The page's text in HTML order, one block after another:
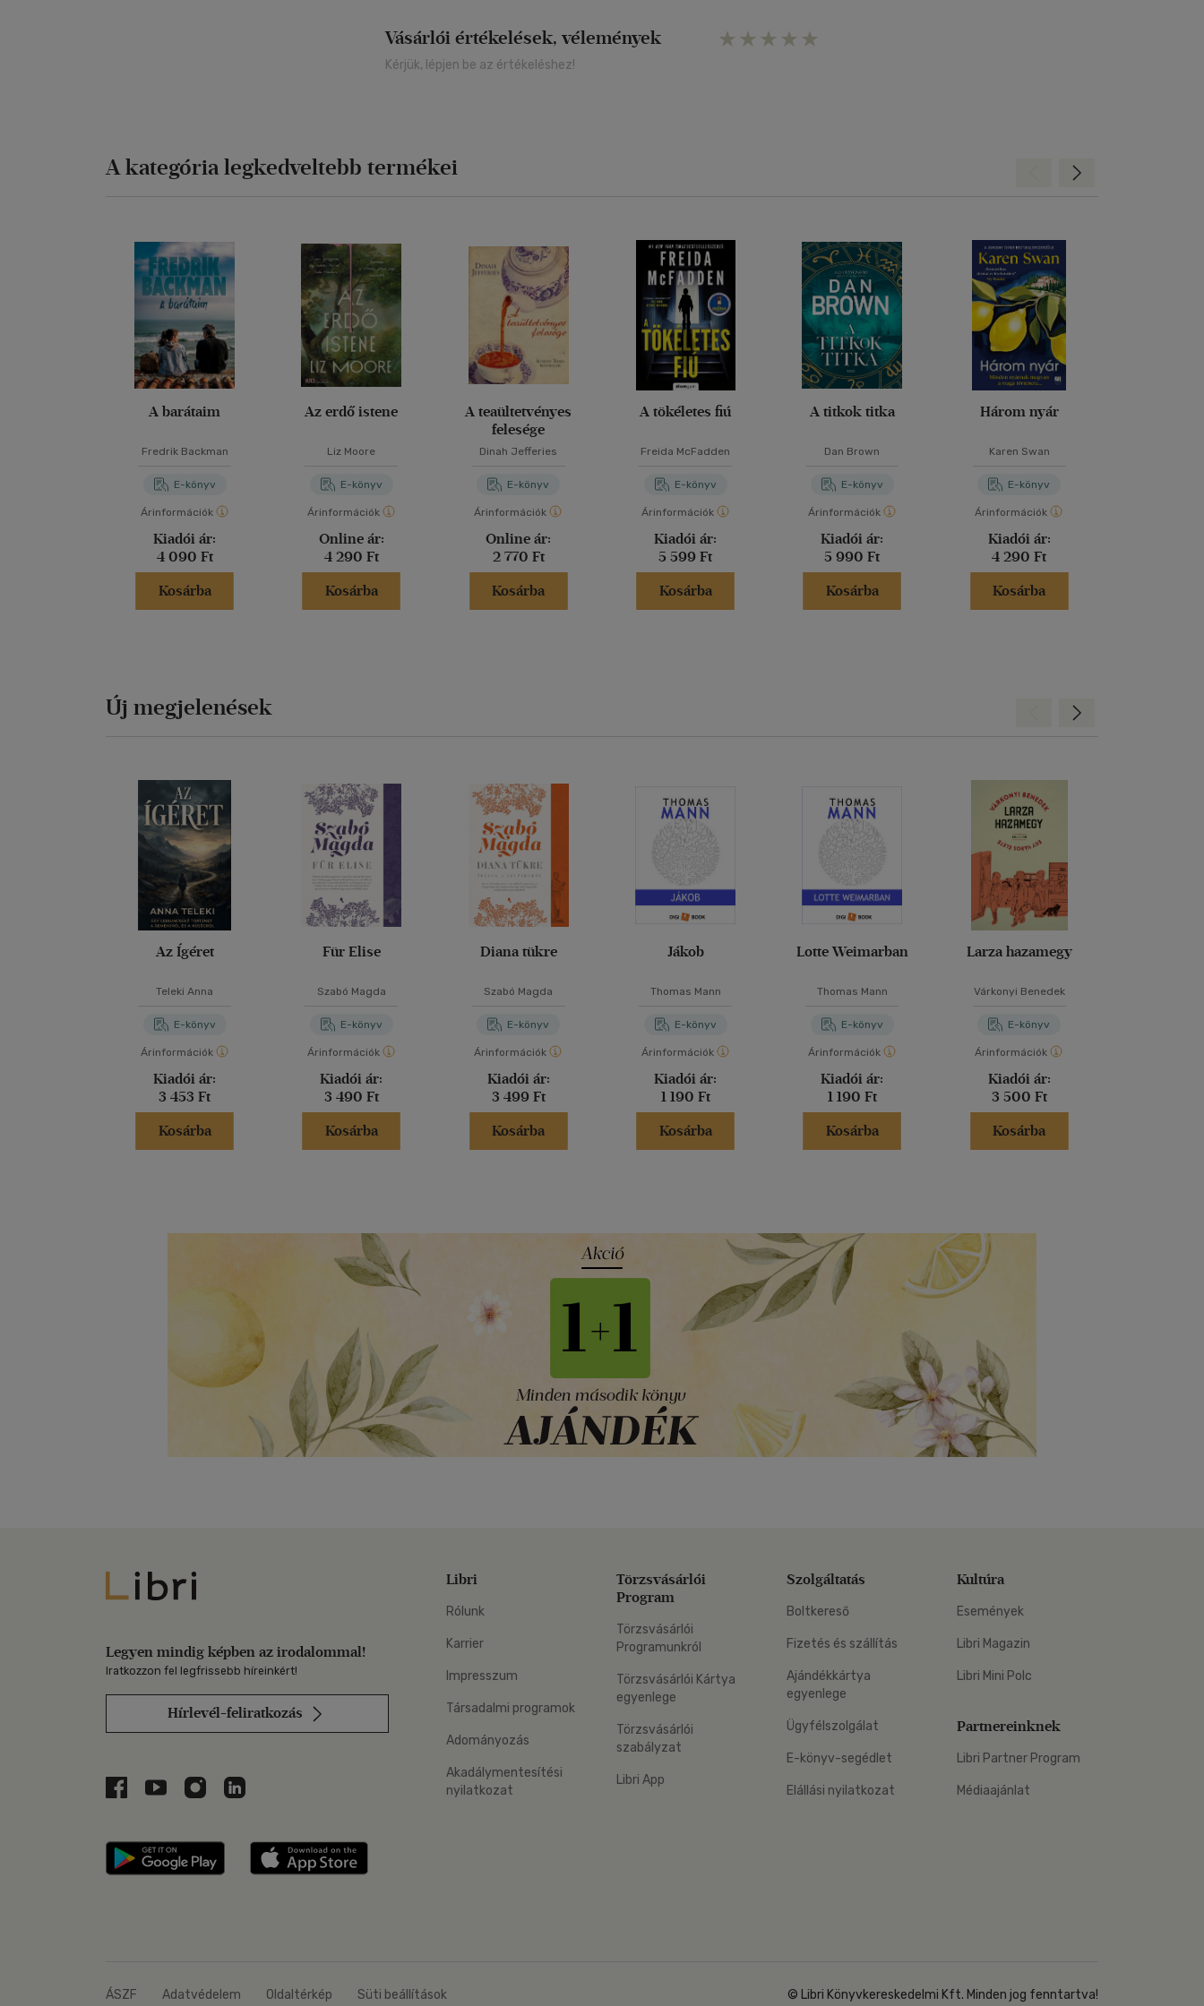
Vásárlói értékelések, vélemények
Kérjük, lépjen be az értékeléshez!
A kategória legkedveltebb termékei
A barátaim
Fredrik Backman
E-könyv
Árinformációk
Kiadói ár:
4 090 Ft
Kosárba
Az erdő istene
Liz Moore
E-könyv
Árinformációk
Online ár:
4 290 Ft
Kosárba
A teaültetvényes
felesége
Dinah Jefferies
E-könyv
Árinformációk
Online ár:
2 770 Ft
Kosárba
A tökéletes fiú
Freida McFadden
E-könyv
Árinformációk
Kiadói ár:
5 599 Ft
Kosárba
A titkok titka
Dan Brown
E-könyv
Árinformációk
Kiadói ár:
5 990 Ft
Kosárba
Három nyár
Karen Swan
E-könyv
Árinformációk
Kiadói ár:
4 290 Ft
Kosárba
Előre
Új megjelenések
Az Ígéret
Teleki Anna
E-könyv
Árinformációk
Kiadói ár:
3 453 Ft
Kosárba
Für Elise
Szabó Magda
E-könyv
Árinformációk
Kiadói ár:
3 490 Ft
Kosárba
Diana tükre
Szabó Magda
E-könyv
Árinformációk
Kiadói ár:
3 499 Ft
Kosárba
Jákob
Thomas Mann
E-könyv
Árinformációk
Kiadói ár:
1 190 Ft
Kosárba
Lotte Weimarban
Thomas Mann
E-könyv
Árinformációk
Kiadói ár:
1 190 Ft
Kosárba
Larza hazamegy
Várkonyi Benedek
E-könyv
Árinformációk
Kiadói ár:
3 500 Ft
Kosárba
Előre
Libri
Legyen mindig képben az irodalommal!
Iratkozzon fel legfrissebb híreinkért!
Hírlevél-feliratkozás
Libri a Facebookon
Libri a Youtube-on
Libri az Instagramon
Libri a LinkedInen
Libri applikáció Szerezd meg: Google Play
Libri
Rólunk
Karrier
Impresszum
Társadalmi programok
Adományozás
Akadálymentesítési
nyilatkozat
Törzsvásárlói
Program
Törzsvásárlói
Programunkról
Törzsvásárlói Kártya
egyenlege
Törzsvásárlói
szabályzat
Libri App
Szolgáltatás
Boltkereső
Fizetés és szállítás
Ajándékkártya
egyenlege
Ügyfélszolgálat
E-könyv-segédlet
Elállási nyilatkozat
Kultúra
Események
Libri Magazin
Libri Mini Polc
Partnereinknek
Libri Partner Program
Médiaajánlat
ÁSZF Adatvédelem Oldaltérkép Süti beállítások © Libri Könyvkereskedelmi Kft. Minden jog fenntartva!